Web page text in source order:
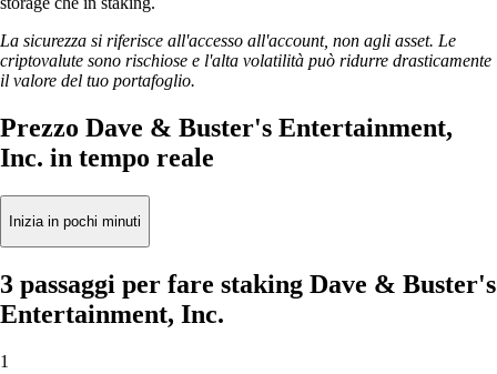
La sicurezza si riferisce all'accesso all'account, non agli asset. Le
criptovalute sono rischiose e l'alta volatilità può ridurre drasticamente
il valore del tuo portafoglio.
Prezzo Dave & Buster's Entertainment,
Inc. in tempo reale
Inizia in pochi minuti
3 passaggi per fare staking Dave & Buster's
Entertainment, Inc.
1